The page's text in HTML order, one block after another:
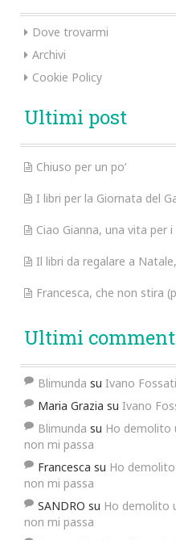
Dove trovarmi
Archivi
Cookie Policy
Ultimi post
Chiuso per un po’
I libri per la Giornata del
Ciao Gianna, una vita per i
Il libri da regalare a
Francesca, che non stira
Ultimi
Blimunda su Ivano
Maria Grazia su Ivano
Blimunda su Ho demolito
non mi passa
Francesca su Ho demolito
non mi passa
SANDRO su Ho demolito
non mi passa